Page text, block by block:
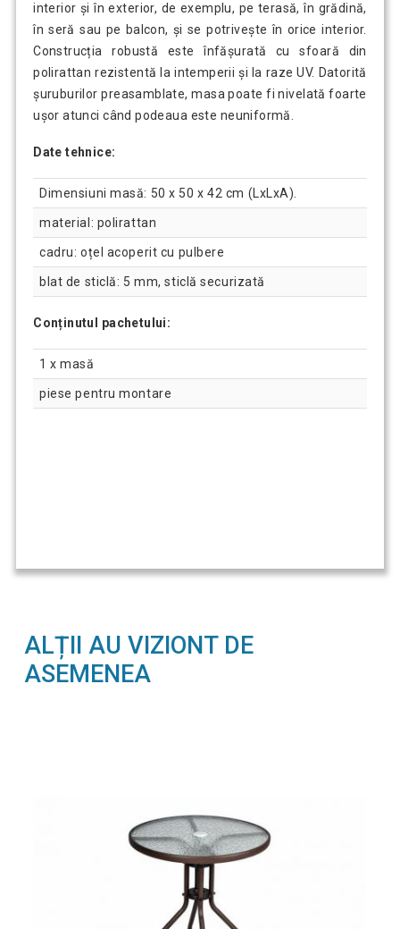
interior și în exterior, de exemplu, pe terasă, în grădină,
în seră sau pe balcon, și se potrivește în orice interior.
Construcția robustă este înfășurată cu sfoară din
polirattan rezistentă la intemperii și la raze UV. Datorită
șuruburilor preasamblate, masa poate fi nivelată foarte
ușor atunci când podeaua este neuniformă.
Date tehnice:
Dimensiuni masă: 50 x 50 x 42 cm (LxLxA).
material: polirattan
cadru: oțel acoperit cu pulbere
blat de sticlă: 5 mm, sticlă securizată
Conținutul pachetului:
1 x masă
piese pentru montare
ALȚII AU VIZIONT DE
ASEMENEA